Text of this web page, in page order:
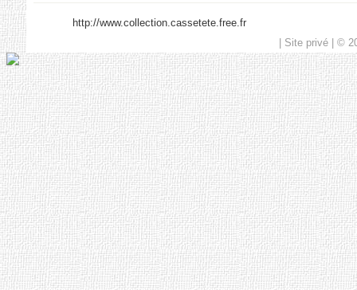
http://www.collection.cassetete.free.fr
| Site privé | ©